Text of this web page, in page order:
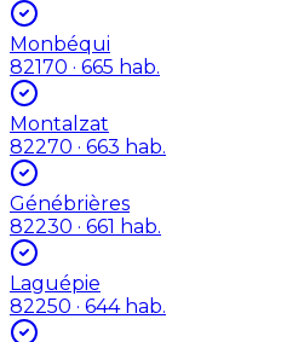
Monbéqui
82170 · 665 hab.
Montalzat
82270 · 663 hab.
Génébrières
82230 · 661 hab.
Laguépie
82250 · 644 hab.